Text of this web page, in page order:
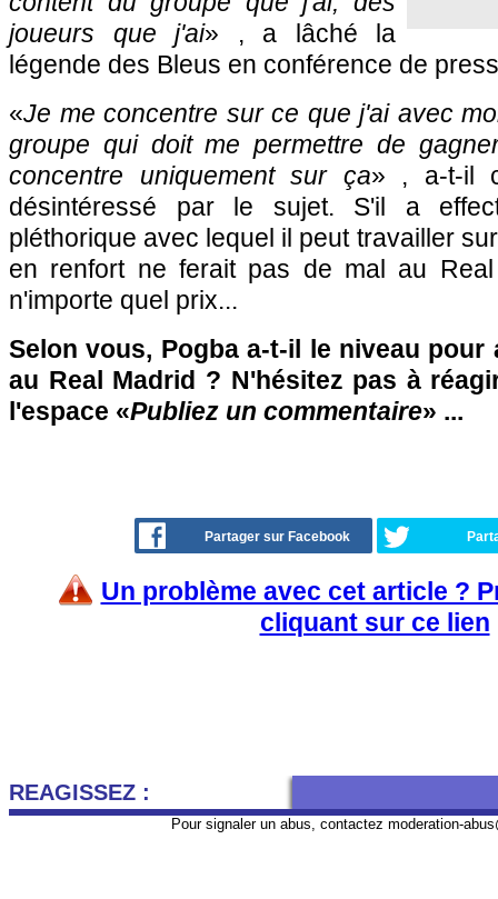
joueurs que j'ai» , a lâché la
légende des Bleus en conférence de
«Je me concentre sur ce que j'ai avec
groupe qui doit me permettre de
concentre uniquement sur ça» , a-t-il
désintéressé par le sujet. S'il a
pléthorique avec lequel il peut travailler
en renfort ne ferait pas de mal au
n'importe quel prix...
Selon vous, Pogba a-t-il le niveau pour
au Real Madrid ? N'hésitez pas à
l'espace «Publiez un commentaire» ...
Partager sur Facebook
Un problème avec cet article ?
cliquant sur ce lien
REAGISSEZ :
Pour signaler un abus, contactez moderation-